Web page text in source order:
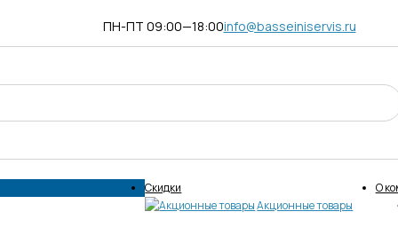
ПН-ПТ 09:00—18:00info@basseiniservis.ru
Скидки
Акционные товары
О